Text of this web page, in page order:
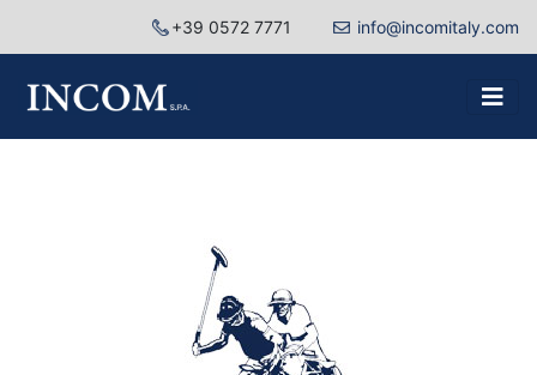
+39 0572 7771 info@incomitaly.com